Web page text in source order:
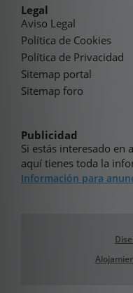
Legal
Aviso Legal
Política de Cookies
Política de Privacidad
Sitemap portal
Sitemap foro
Publicidad
Si estás interesado en
aquí tienes toda la
Información para